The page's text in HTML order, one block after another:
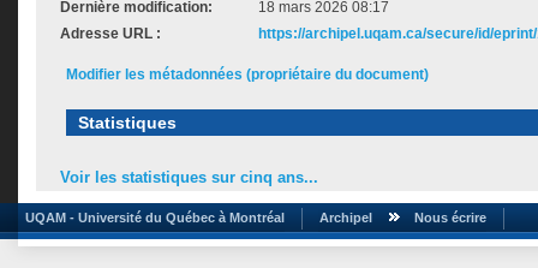
Dernière modification:
18 mars 2026 08:17
Adresse URL :
https://archipel.uqam.ca/secure/id/
Modifier les métadonnées (propriétaire du document)
Statistiques
Voir les statistiques sur cinq ans...
UQAM - Université du Québec à Montréal Archipel Nous écrire